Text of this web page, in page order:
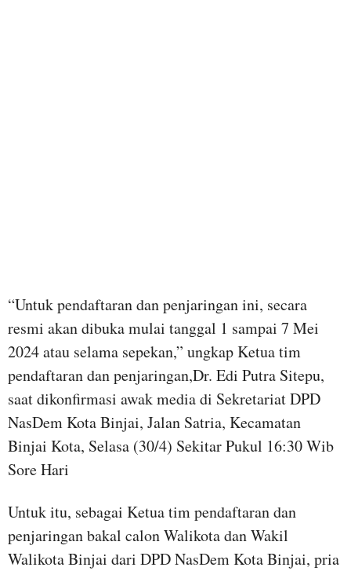
“Untuk pendaftaran dan penjaringan ini, secara
resmi akan dibuka mulai tanggal 1 sampai 7 Mei
2024 atau selama sepekan,” ungkap Ketua tim
pendaftaran dan penjaringan,Dr. Edi Putra Sitepu,
saat dikonfirmasi awak media di Sekretariat DPD
NasDem Kota Binjai, Jalan Satria, Kecamatan
Binjai Kota, Selasa (30/4) Sekitar Pukul 16:30 Wib
Sore Hari
Untuk itu, sebagai Ketua tim pendaftaran dan
penjaringan bakal calon Walikota dan Wakil
Walikota Binjai dari DPD NasDem Kota Binjai, pria